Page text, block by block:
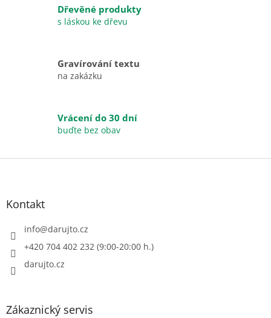
Dřevěné produkty
s láskou ke dřevu
Gravírování textu
na zakázku
Vrácení do 30 dní
buďte bez obav
Z
Kontakt
info@darujto.cz
+420 704 402 232 (9:00-20:00 h.)
darujto.cz
Zákaznický servis